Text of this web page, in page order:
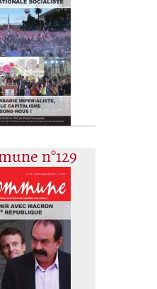
n°129